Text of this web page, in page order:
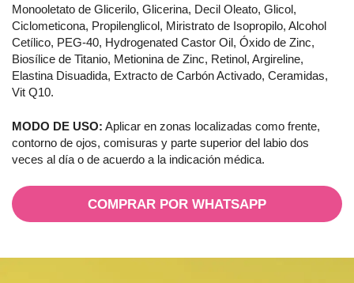
Monooletato de Glicerilo, Glicerina, Decil Oleato, Glicol,
Ciclometicona, Propilenglicol, Miristrato de Isopropilo, Alcohol
Cetílico, PEG-40, Hydrogenated Castor Oil, Óxido de Zinc,
Biosílice de Titanio, Metionina de Zinc, Retinol, Argireline,
Elastina Disuadida, Extracto de Carbón Activado, Ceramidas,
Vit Q10.
MODO DE USO: Aplicar en zonas localizadas como frente,
contorno de ojos, comisuras y parte superior del labio dos
veces al día o de acuerdo a la indicación médica.
COMPRAR POR WHATSAPP